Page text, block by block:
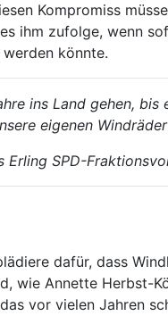
Kompromiss
ihm zufolge, wenn
könnte.
ins Land gehen, bis
eigenen
Erling SPD-
dafür, dass
wie Annette Herbst-
vor vielen Jahren